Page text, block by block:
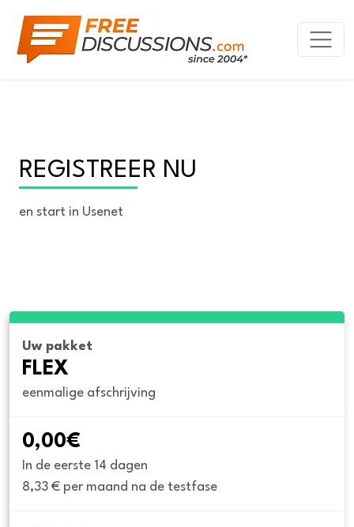
REGISTREER NU
en start in Usenet
Uw pakket
FLEX
eenmalige afschrijving
0,00€
In de eerste 14 dagen
8,33 € per maand na de testfase